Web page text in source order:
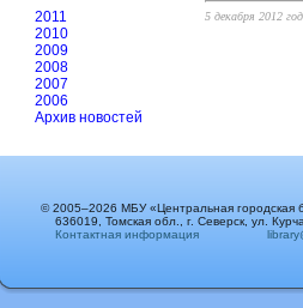
2011
2010
2009
2008
2007
2006
Архив новостей
5 декабря 2012
© 2005–2026 МБУ «Центральная городская
636019, Томская обл., г. Северск, ул.
Контактная информация